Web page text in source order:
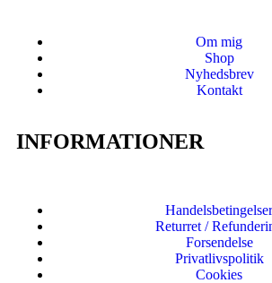
Om mig
Shop
Nyhedsbrev
Kontakt
INFORMATIONER
Handelsbetingelser
Returret /
Forsendelse
Privatlivspolitik
Cookies